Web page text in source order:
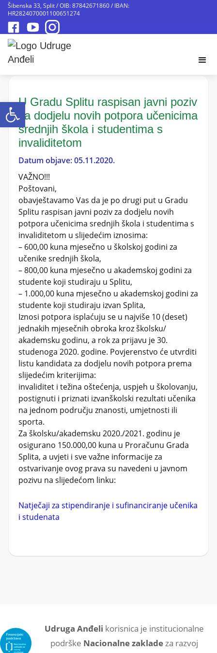
Open toolbar
Šibenska 33, Split / OIB: 87842671860 / IBAN:
HR2824070001100651274
U Gradu Splitu raspisan javni poziv
za dodjelu novih potpora učenicima
srednjih škola i studentima s
invaliditetom
Datum objave: 05.11.2020.
VAŽNO!!!
Poštovani,
obavještavamo Vas da je po drugi put u Gradu
Splitu raspisan javni poziv za dodjelu novih
potpora učenicima srednjih škola i studentima s
invaliditetom u slijedećim iznosima:​
– 600,00 kuna mjesečno u školskoj godini za​
učenike srednjih škola,​
– 800,00 kuna mjesečno u akademskoj godini za​
studente koji studiraju u Splitu,​
– 1.000,00 kuna mjesečno u akademskoj godini za​
studente koji studiraju izvan Splita,
Iznosi potpora isplaćuju se u najviše 10 (deset)
jednakih mjesečnih obroka kroz školsku/
akademsku godinu, a rok za prijavu je 30.
studenoga 2020. godine. Povjerenstvo će utvrditi
listu kandidata za dodjelu novih potpora prema
slijedećim kriterijima:
invaliditet i težina oštećenja, uspjeh u školovanju,
postignuti i priznati izvanškolski rezultati učenika
na jednom području znanosti, umjetnosti ili
sporta.
Za školsku/akademsku 2020./2021. godinu je
osigurano 150.000,00 kuna u Proračunu Grada
Splita, a uvjeti i sve važne informacije za
ostvarivanje ovog prava su navedeni u javnom
pozivu na slijedećom linku:
Natječaji za stipendiranje i sufinanciranje učenika
i studenata
Udruga Anđeli korisnica je institucionalne
podrške Nacionalne zakladeza razvoj